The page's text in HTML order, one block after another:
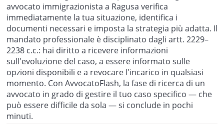
avvocato immigrazionista a Ragusa verifica
immediatamente la tua situazione, identifica i
documenti necessari e imposta la strategia più adatta. Il
mandato professionale è disciplinato dagli artt. 2229–
2238 c.c.: hai diritto a ricevere informazioni
sull'evoluzione del caso, a essere informato sulle
opzioni disponibili e a revocare l'incarico in qualsiasi
momento. Con AvvocatoFlash, la fase di ricerca di un
avvocato in grado di gestire il tuo caso specifico — che
può essere difficile da sola — si conclude in pochi
minuti.